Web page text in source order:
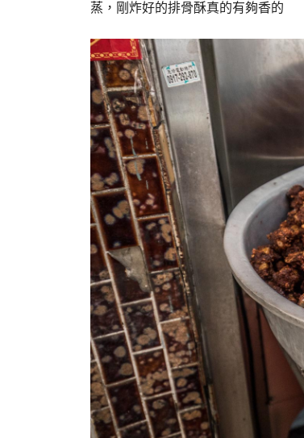
蒸，剛炸好的排骨酥真的有夠香的